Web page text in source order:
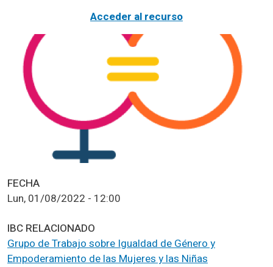
Acceder al recurso
FECHA
Lun, 01/08/2022 - 12:00
IBC RELACIONADO
Grupo de Trabajo sobre Igualdad de Género y
Empoderamiento de las Mujeres y las Niñas